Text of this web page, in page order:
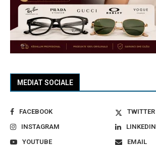
MEDIAT SOCIALE
FACEBOOK
TWITTER
INSTAGRAM
LINKEDIN
YOUTUBE
EMAIL